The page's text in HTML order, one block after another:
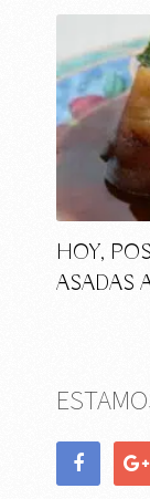
HOY,
ASADAS